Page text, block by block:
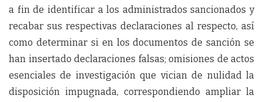
a fin de identificar a los administrados sancionados y
recabar sus respectivas declaraciones al respecto, así
como determinar si en los documentos de sanción se
han insertado declaraciones falsas; omisiones de actos
esenciales de investigación que vician de nulidad la
disposición impugnada, correspondiendo ampliar la